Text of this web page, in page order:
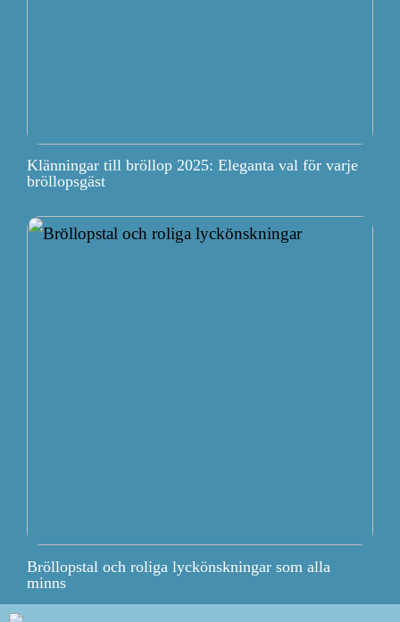
Klänningar till bröllop 2025: Eleganta val för varje
bröllopsgäst
Bröllopstal och roliga lyckönskningar som alla
minns